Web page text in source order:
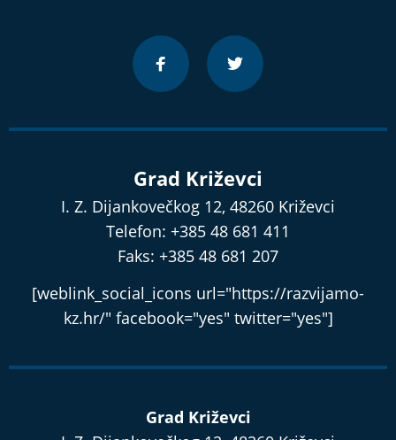
Grad Križevci
I. Z. Dijankovečkog 12, 48260 Križevci
Telefon: +385 48 681 411
Faks: +385 48 681 207
[weblink_social_icons url="https://razvijamo-
kz.hr/" facebook="yes" twitter="yes"]
Grad Križevci